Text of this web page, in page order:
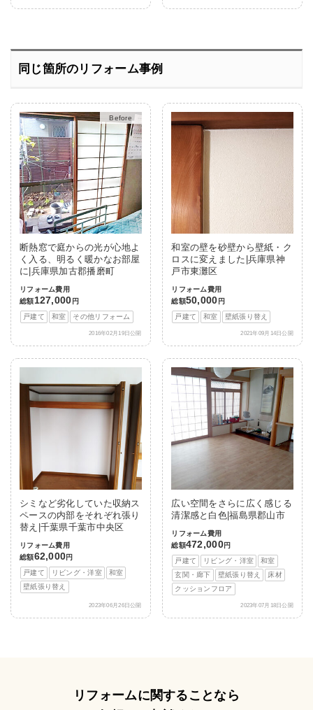
同じ箇所のリフォーム事例
After
断熱窓で庭からの光が心地よ
く入る、明るく暖かなお部屋
に|兵庫県加古郡播磨町
リフォーム費用
総額127,000 円
戸建て
和室 その他リフォーム
2016年02月19日公開
和室の壁を砂壁から壁紙・ク
ロスに変えました|兵庫県神
戸市東灘区
リフォーム費用
総額50,000 円
戸建て
和室 壁紙張り替え
2021年09月14日公開
シミなど劣化していた収納ス
ペースの内部をそれぞれ張り
替え|千葉県千葉市中央区
リフォーム費用
総額62,000円
戸建て
リビング・洋室
和室
壁紙張り替え
2023年06月26日公開
広い空間をさらに広く感じる
清潔感と白色|福島県郡山市
リフォーム費用
総額472,000円
戸建て
リビング・洋室
和室
玄関・廊下
壁紙張り替え
床材
クッションフロア
2023年07月18日公開
リフォームに関することなら